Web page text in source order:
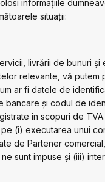
informațiile
situații:
livrării de bunuri și
relevante, vă putem
ar fi datele de
bancare și codul de
în scopuri de
(i) executarea unui
de Partener
sunt impuse și (iii)